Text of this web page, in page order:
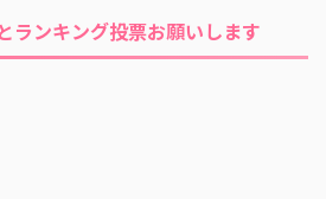
ランキング投票お願いします